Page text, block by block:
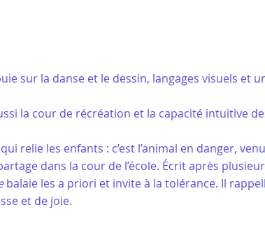
sur la danse et le dessin, langages visuels et
la cour de récréation et la capacité intuitive
relie les enfants : c’est l’animal en danger,
dans la cour de l’école. Écrit après
balaie les a priori et invite à la tolérance. Il
et de joie.